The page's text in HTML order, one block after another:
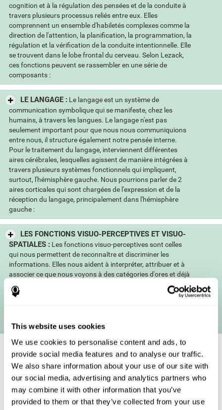
This website uses cookies
We use cookies to personalise content and ads, to
provide social media features and to analyse our traffic.
We also share information about your use of our site with
our social media, advertising and analytics partners who
may combine it with other information that you’ve
provided to them or that they’ve collected from your use
cognition et à la régulation des pensées et de la conduite à
travers plusieurs processus reliés entre eux. Elles
comprennent un ensemble d'habiletés complexes comme la
direction de l'attention, la planification, la programmation, la
régulation et la vérification de la conduite intentionnelle. Elle
se trouvent dans le lobe frontal du cerveau. Selon Lezack,
ces fonctions peuvent se rassembler en une série de
composants :
LE LANGAGE :Le langage est un système de
communication symbolique qui se manifeste, chez les
humains, à travers les langues. Le langage n'est pas
seulement important pour que nous nous communiquions
entre nous, il structure également notre pensée interne.
Pour le traitement du langage, interviennent différentes
aires cérébrales, lesquelles agissent de manière intégrées à
travers plusieurs systèmes fonctionnels qui impliquent,
surtout, l'hémisphère gauche. Nous pourrions parler de 2
aires corticales qui sont chargées de l'expression et de la
réception du langage, principalement dans l'hémisphère
gauche :
LES FONCTIONS VISUO-PERCEPTIVES ET VISUO-
SPATIALES :Les fonctions visuo-perceptives sont celles
qui nous permettent de reconnaître et discriminer les
informations. Elles nous aident à interpréter, attribuer et à
associer ce que nous voyons à des catégories d'ores et déjà
connues et l'intégrer à nos connaissances. Un bon
fonctionnement de ces fonctions nous permet, par exemple,
clés ou un chapeau...